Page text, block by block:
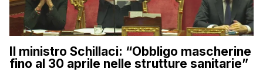
Il ministro Schillaci: “Obbligo mascherine
fino al 30 aprile nelle strutture sanitarie”